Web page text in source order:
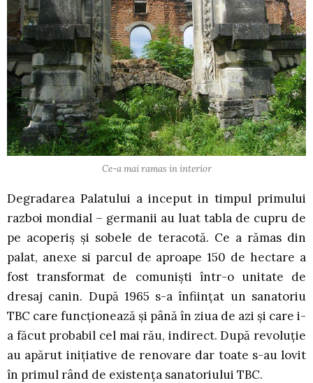
Ce-a mai ramas in interior
Degradarea Palatului a inceput in timpul primului
razboi mondial – germanii au luat tabla de cupru de
pe acoperiş şi sobele de teracotă. Ce a rămas din
palat, anexe si parcul de aproape 150 de hectare a
fost transformat de comunişti într-o unitate de
dresaj canin. După 1965 s-a înfiinţat un sanatoriu
TBC care funcţionează şi până în ziua de azi şi care i-
a făcut probabil cel mai rău, indirect. După revoluţie
au apărut iniţiative de renovare dar toate s-au lovit
în primul rând de existenţa sanatoriului TBC.